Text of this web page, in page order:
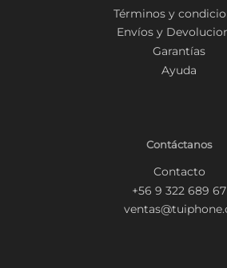
Términos y
Envíos y
Garantías
Ayuda
Contáctanos
Contacto
+56 9 322 689 67